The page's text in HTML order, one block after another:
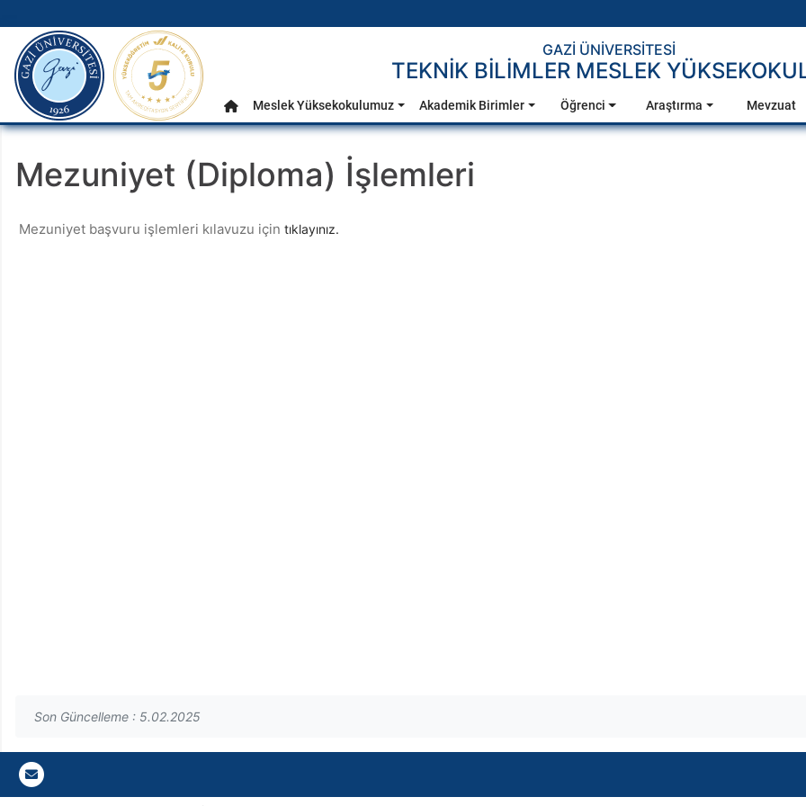
Ana Menü
gazi.edu.tr
GAZİ ÜNİVERSİTESİ
TEKNİK BİLİMLER MESLEK
Anasayfa
Meslek Yüksekokulumuz Akademik Birimler Öğrenci Araştırma Mevzuat
Mezuniyet (Diploma) İşlemleri
Mezuniyet başvuru işlemleri kılavuzu için tıklayınız.
Son Güncelleme : 5.02.2025
Gazi E-Mail